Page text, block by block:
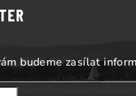
budeme zasílat